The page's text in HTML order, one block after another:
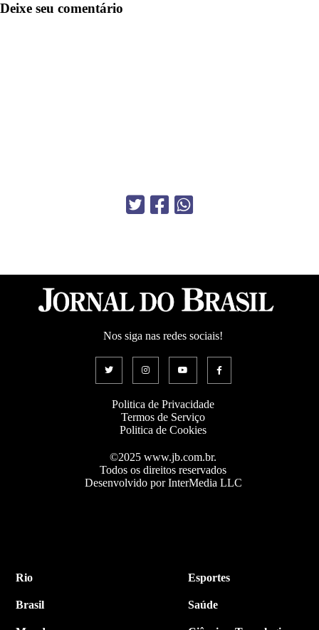
Deixe seu comentário
Nos siga nas redes sociais!
Politica de Privacidade
Termos de Serviço
Politica de Cookies
©2025 www.jb.com.br.
Todos os direitos reservados
Desenvolvido por InterMedia LLC
Rio
Brasil
Esportes
Saúde